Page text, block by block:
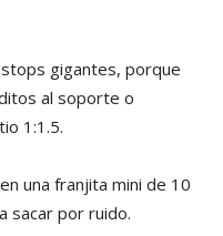
gigantes, porque
al soporte o
1:1.5.
una franjita mini de 10
sacar por ruido.